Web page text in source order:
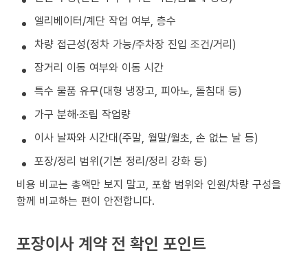
엘리베이터/계단 작업 여부, 층수
차량 접근성(정차 가능/주차장 진입 조건/거리)
장거리 이동 여부와 이동 시간
특수 물품 유무(대형 냉장고, 피아노, 돌침대 등)
가구 분해·조립 작업량
이사 날짜와 시간대(주말, 월말/월초, 손 없는 날 등)
포장/정리 범위(기본 정리/정리 강화 등)
비용 비교는 총액만 보지 말고, 포함 범위와 인원/차량 구성을
함께 비교하는 편이 안전합니다.
포장이사 계약 전 확인 포인트